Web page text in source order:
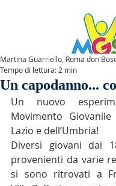
Un capodanno...
Martina Guarriello, Roma don
Tempo di lettura: 2 min
Un nuovo
Movimento
Lazio e dell’Umbria!
Diversi giovani dai
provenienti da varie
si sono ritrovati a